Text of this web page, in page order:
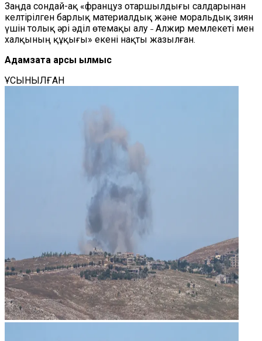
Заңда сондай-ақ «француз отаршылдығы салдарынан
келтірілген барлық материалдық және моральдық зиян
үшін толық әрі әділ өтемақы алу ˗ Алжир мемлекеті мен
халқының құқығы» екені нақты жазылған.
Адамзатқа қарсы қылмыс
ҰСЫНЫЛҒАН